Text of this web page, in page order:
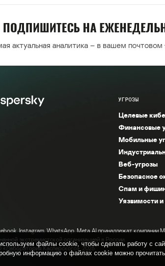
ПОДПИШИТЕСЬ НА
актуальная аналитика – в вашем почтовом
УГРОЗЫ
Целевые
Финансовые
Мобильные
Веб-угрозы
Безопасное
Спам и
Уязвимости
Instagram, WhatsApp, Meta AI принадлежат компании
экстремистской организацией в России.
Касперского», 2026.
файлы cookie, чтобы сделать работу с
информацию о файлах cookie можно прочитать